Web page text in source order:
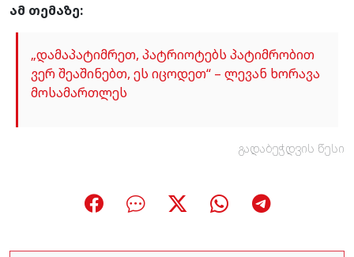
ამ თემაზე:
„დამაპატიმრეთ, პატრიოტებს პატიმრობით
ვერ შეაშინებთ, ეს იცოდეთ“ – ლევან ხორავა
მოსამართლეს
გადაბეჭდვის წესი